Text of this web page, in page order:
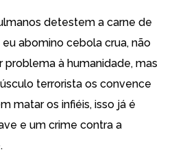
detestem a carne de
abomino cebola crua, não
problema à humanidade, mas
terrorista os convence
matar os infiéis, isso já é
e um crime contra a